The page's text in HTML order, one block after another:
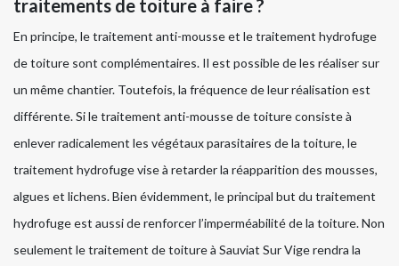
traitements de toiture à faire ?
En principe, le traitement anti-mousse et le traitement hydrofuge
de toiture sont complémentaires. Il est possible de les réaliser sur
un même chantier. Toutefois, la fréquence de leur réalisation est
différente. Si le traitement anti-mousse de toiture consiste à
enlever radicalement les végétaux parasitaires de la toiture, le
traitement hydrofuge vise à retarder la réapparition des mousses,
algues et lichens. Bien évidemment, le principal but du traitement
hydrofuge est aussi de renforcer l’imperméabilité de la toiture. Non
seulement le traitement de toiture à Sauviat Sur Vige rendra la